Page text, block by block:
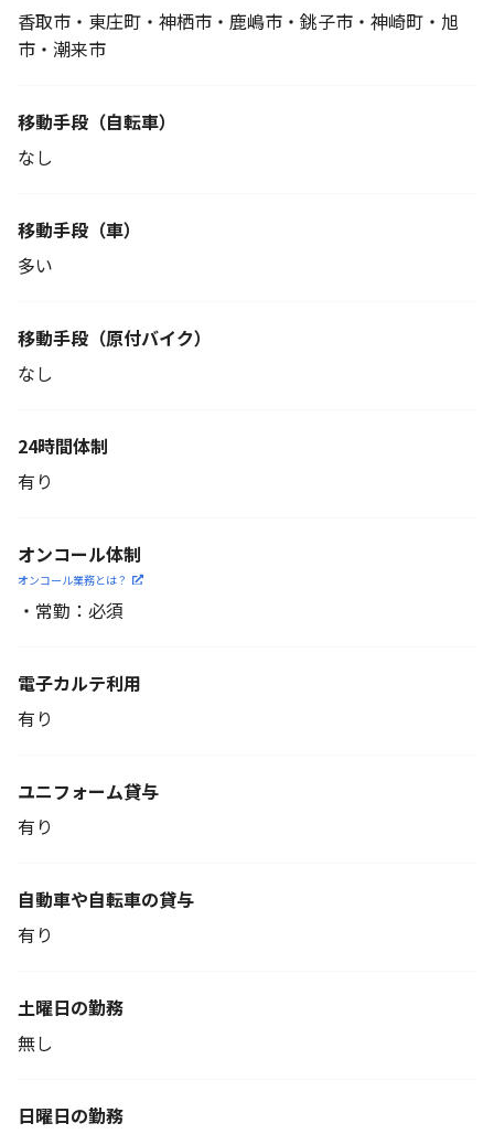
香取市・東庄町・神栖市・鹿嶋市・銚子市・神崎町・旭
市・潮来市
移動手段 （自転車）
なし
移動手段（車）
多い
移動手段 （原付バイク）
なし
24時間体制
有り
オンコール体制
オンコール業務とは？
・常勤：必須
電子カルテ利用
有り
ユニフォーム貸与
有り
自動車や自転車の貸与
有り
土曜日の勤務
無し
日曜日の勤務